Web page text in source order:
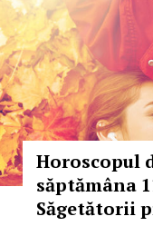
Horoscopul
săptămâna
Săgetătorii